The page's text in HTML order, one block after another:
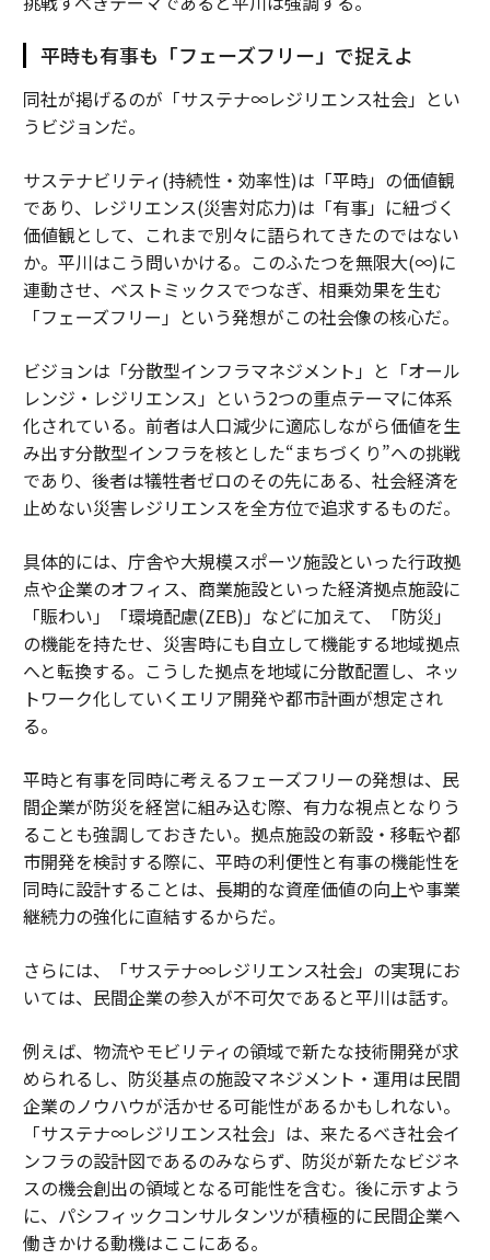
平時も有事も「フェーズフリー」で捉えよ
同社が掲げるのが「サステナ∞レジリエンス社会」とい
うビジョンだ。
サステナビリティ(持続性・効率性)は「平時」の価値観
であり、レジリエンス(災害対応力)は「有事」に紐づく
価値観として、これまで別々に語られてきたのではない
か。平川はこう問いかける。このふたつを無限大(∞)に
連動させ、ベストミックスでつなぎ、相乗効果を生む
「フェーズフリー」という発想がこの社会像の核心だ。
ビジョンは「分散型インフラマネジメント」と「オール
レンジ・レジリエンス」という2つの重点テーマに体系
化されている。前者は人口減少に適応しながら価値を生
み出す分散型インフラを核とした“まちづくり”への挑戦
であり、後者は犠牲者ゼロのその先にある、社会経済を
止めない災害レジリエンスを全方位で追求するものだ。
具体的には、庁舎や大規模スポーツ施設といった行政拠
点や企業のオフィス、商業施設といった経済拠点施設に
「賑わい」「環境配慮(ZEB)」などに加えて、「防災」
の機能を持たせ、災害時にも自立して機能する地域拠点
へと転換する。こうした拠点を地域に分散配置し、ネッ
トワーク化していくエリア開発や都市計画が想定され
る。
平時と有事を同時に考えるフェーズフリーの発想は、民
間企業が防災を経営に組み込む際、有力な視点となりう
ることも強調しておきたい。拠点施設の新設・移転や都
市開発を検討する際に、平時の利便性と有事の機能性を
同時に設計することは、長期的な資産価値の向上や事業
継続力の強化に直結するからだ。
さらには、「サステナ∞レジリエンス社会」の実現にお
いては、民間企業の参入が不可欠であると平川は話す。
例えば、物流やモビリティの領域で新たな技術開発が求
められるし、防災基点の施設マネジメント・運用は民間
企業のノウハウが活かせる可能性があるかもしれない。
「サステナ∞レジリエンス社会」は、来たるべき社会イ
ンフラの設計図であるのみならず、防災が新たなビジネ
スの機会創出の領域となる可能性を含む。後に示すよう
に、パシフィックコンサルタンツが積極的に民間企業へ
働きかける動機はここにある。